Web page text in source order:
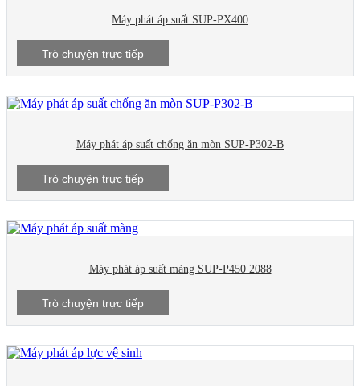
Máy phát áp suất SUP-PX400
Trò chuyện trực tiếp
Máy phát áp suất chống ăn mòn SUP-P302-B
Trò chuyện trực tiếp
Máy phát áp suất màng SUP-P450 2088
Trò chuyện trực tiếp